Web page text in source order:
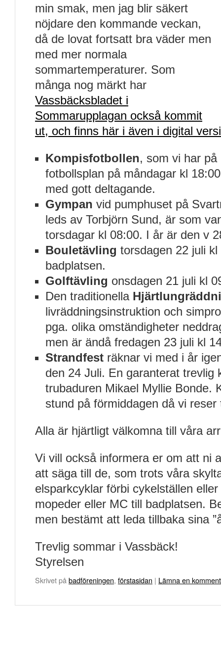
min smak, men jag blir säkert
nöjdare den kommande veckan,
då de lovat fortsatt bra väder men
med mer normala
sommartemperaturer. Som
många nog märkt har
Vassbäcksbladet i
Sommarupplagan också kommit
ut, och finns här i även i digital
Kompisfotbollen, som vi har
fotbollsplan på måndagar kl
med gott deltagande.
Gympan vid pumphuset på
leds av Torbjörn Sund, är som
torsdagar kl 08:00. I år är den v
Bouletävling torsdagen 22 juli
badplatsen.
Golftävling onsdagen 21 juli kl
Den traditionella
livräddningsinstruktion och
pga. olika omständigheter
men är ändå fredagen 23 juli kl
Strandfest räknar vi med i år
den 24 Juli. En garanterat trevlig
trubaduren Mikael Myllie Bonde.
stund på förmiddagen då vi
Alla är hjärtligt välkomna till våra
Vi vill också informera er om att ni
att säga till de, som trots våra
elsparkcyklar förbi cykelställen
mopeder eller MC till badplatsen.
men bestämt att leda tillbaka sina
Trevlig sommar i Vassbäck!
Styrelsen
Skrivet på badföreningen, förstasidan | Lämna en